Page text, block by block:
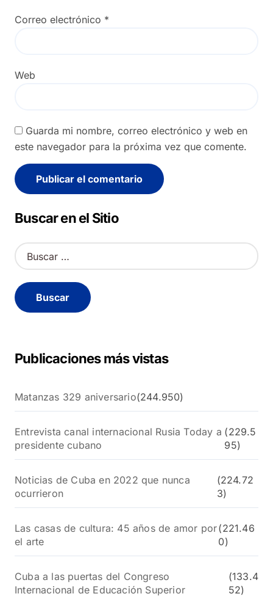
Correo electrónico *
Web
Guarda mi nombre, correo electrónico y web en
este navegador para la próxima vez que comente.
Alternative:
Buscar en el Sitio
B
u
c
a
Publicaciones más vistas
Matanzas 329 aniversario(244.950)
Entrevista canal internacional Rusia Today a
presidente cubano
(229.5
95)
Noticias de Cuba en 2022 que nunca
ocurrieron
(224.72
3)
Las casas de cultura: 45 años de amor por
el arte
(221.46
0)
Cuba a las puertas del Congreso
Internacional de Educación Superior
(133.4
52)